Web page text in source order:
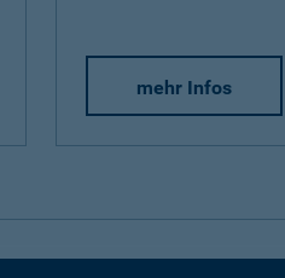
mehr Infos